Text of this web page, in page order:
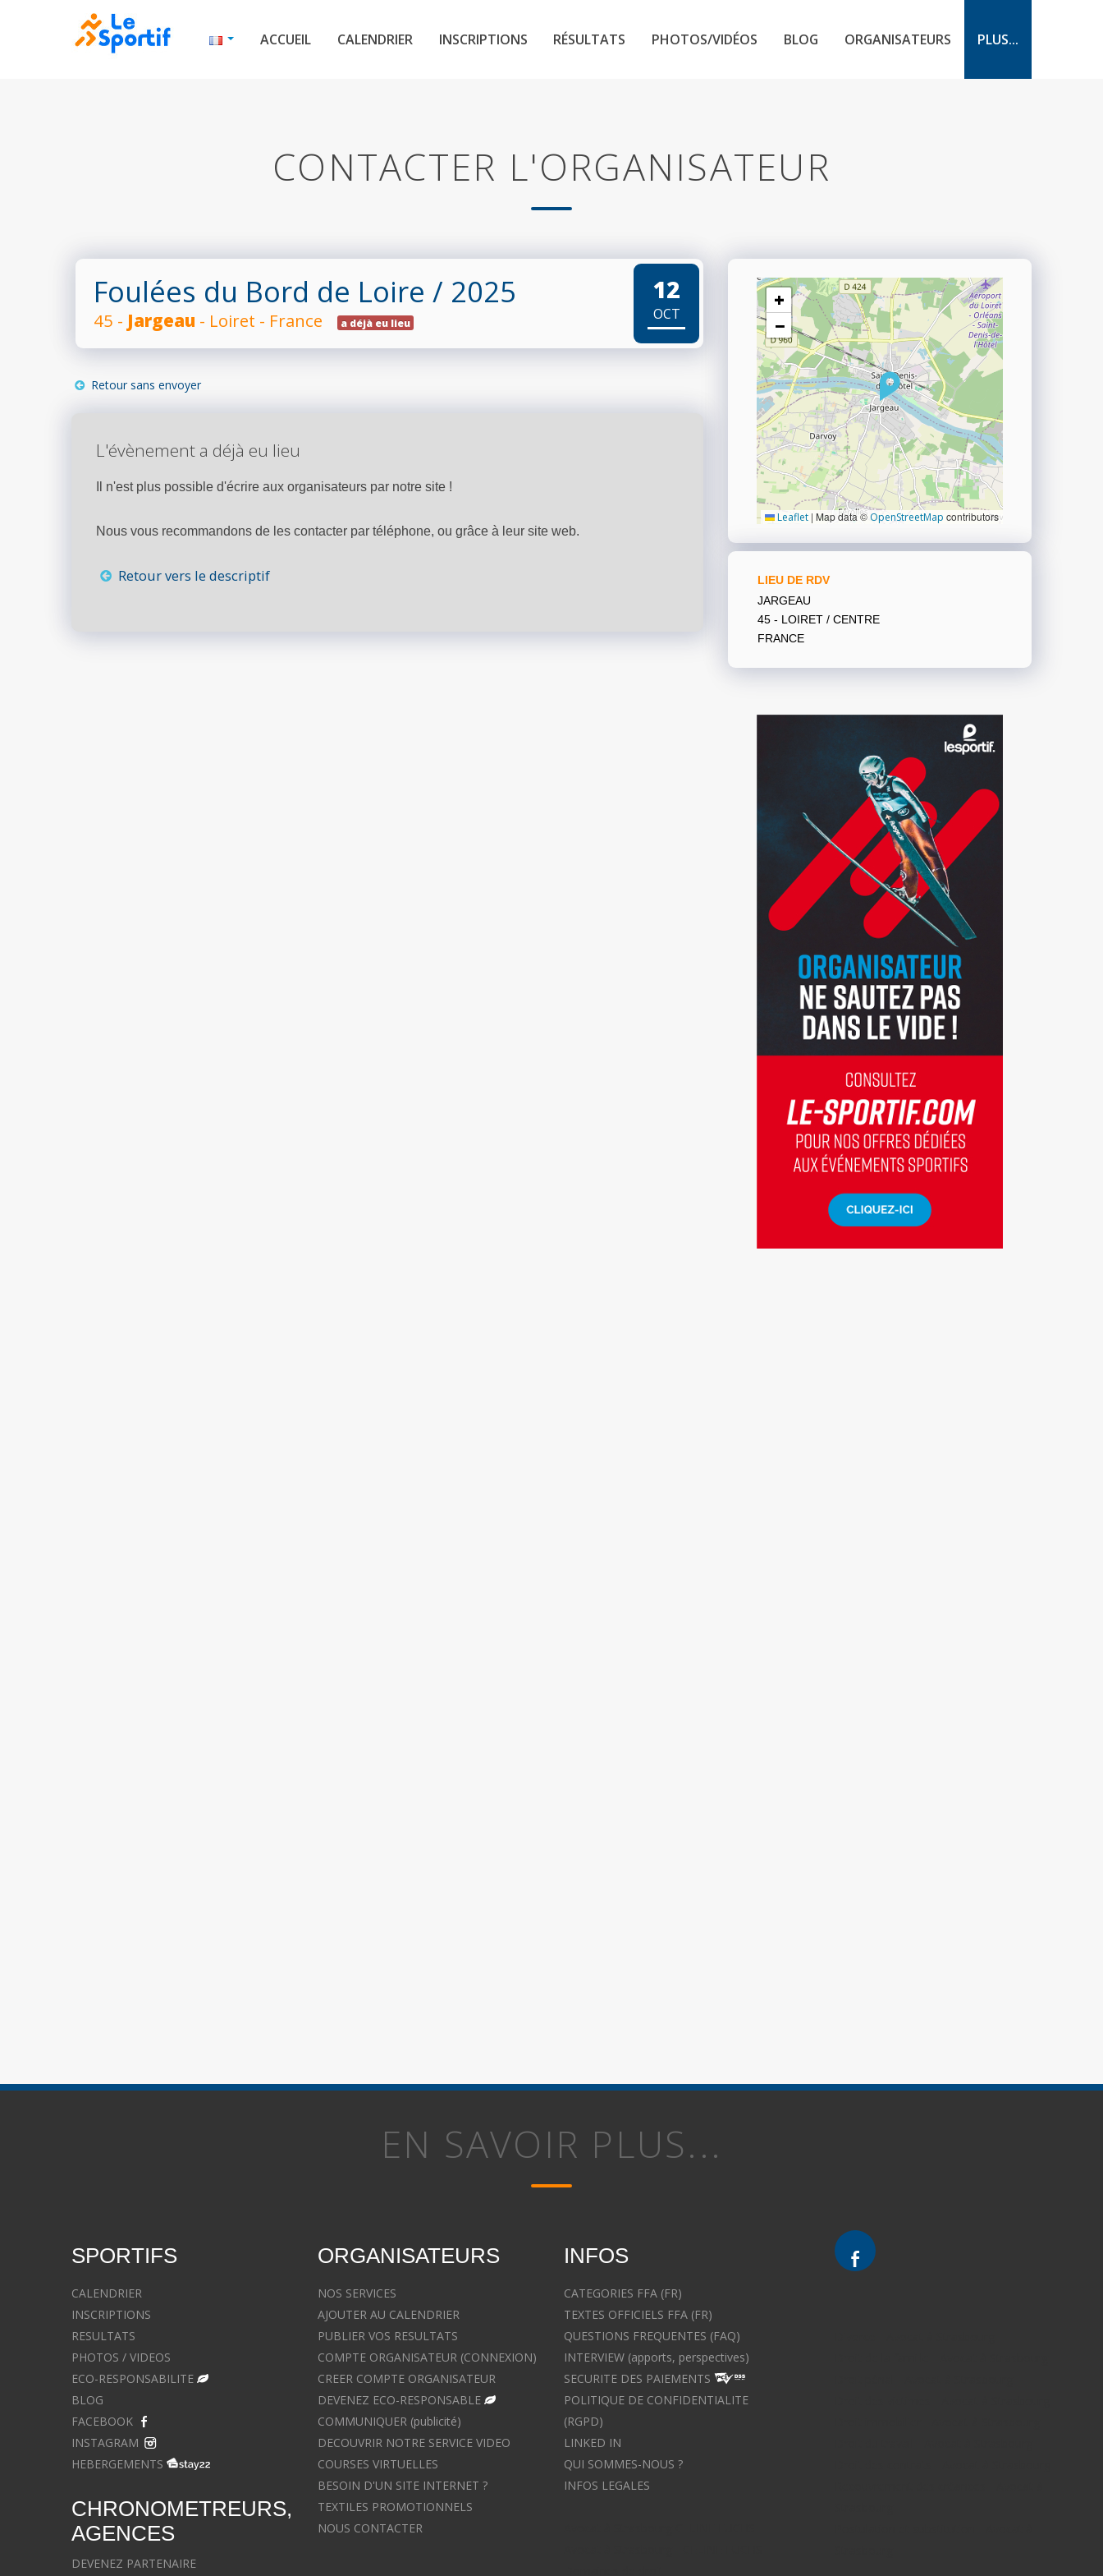
ACCUEIL CALENDRIER INSCRIPTIONS RÉSULTATS PHOTOS/VIDÉOS BLOG ORGANISATEURS PLUS...
CONTACTER L'ORGANISATEUR
Foulées du Bord de Loire / 2025
45 - Jargeau - Loiret - France a déjà eu lieu
12
OCT
Retour sans envoyer
L'évènement a déjà eu lieu
Il n'est plus possible d'écrire aux organisateurs par notre site !
Nous vous recommandons de les contacter par téléphone, ou grâce à leur site web.
Retour vers le descriptif
+
−
Leaflet | Map data © OpenStreetMap contributors
LIEU DE RDV
JARGEAU
45 - LOIRET / CENTRE
FRANCE
EN SAVOIR PLUS...
SPORTIFS
CALENDRIER
INSCRIPTIONS
RESULTATS
PHOTOS / VIDEOS
ECO-RESPONSABILITE
BLOG
FACEBOOK
INSTAGRAM
HEBERGEMENTS
CHRONOMETREURS,
AGENCES
DEVENEZ PARTENAIRE
ORGANISATEURS
NOS SERVICES
AJOUTER AU CALENDRIER
PUBLIER VOS RESULTATS
COMPTE ORGANISATEUR (CONNEXION)
CREER COMPTE ORGANISATEUR
DEVENEZ ECO-RESPONSABLE
COMMUNIQUER (publicité)
DECOUVRIR NOTRE SERVICE VIDEO
COURSES VIRTUELLES
BESOIN D'UN SITE INTERNET ?
TEXTILES PROMOTIONNELS
NOUS CONTACTER
INFOS
CATEGORIES FFA (FR)
TEXTES OFFICIELS FFA (FR)
QUESTIONS FREQUENTES (FAQ)
INTERVIEW (apports, perspectives)
SECURITE DES PAIEMENTS
POLITIQUE DE CONFIDENTIALITE
(RGPD)
LINKED IN
QUI SOMMES-NOUS ?
INFOS LEGALES